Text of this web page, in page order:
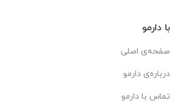
با دارمو
صفحه‌ی اصلی
درباره‌ی دارمو
تماس با دارمو